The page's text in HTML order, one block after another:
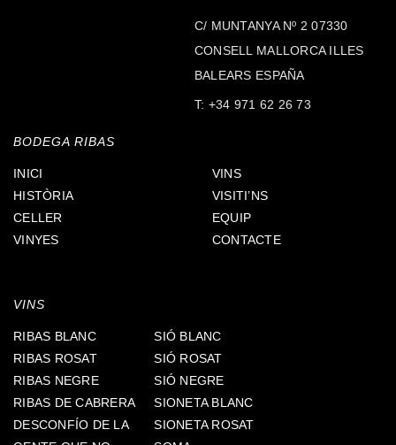
C/ MUNTANYA Nº 2 07330
CONSELL MALLORCA ILLES
BALEARS ESPAÑA
T: +34 971 62 26 73
BODEGA RIBAS
INICI
HISTÒRIA
CELLER
VINYES
VINS
VISITI’NS
EQUIP
CONTACTE
VINS
RIBAS BLANC
RIBAS ROSAT
RIBAS NEGRE
RIBAS DE CABRERA
DESCONFÍO DE LA
SIÓ BLANC
SIÓ ROSAT
SIÓ NEGRE
SIONETA BLANC
SIONETA ROSAT